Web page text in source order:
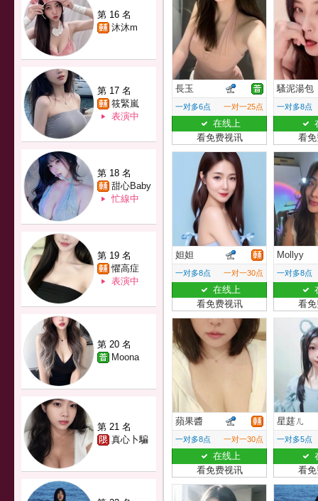
第 16 名
沐沐m
第 17 名
筱緊嵐
表演中
第 18 名
甜心Baby
忙線中
第 19 名
懼高症
表演中
第 20 名
Moona
第 21 名
真心卜騙
長玉
一对多6点 一对一25点
在线上
看免费视讯
騷泥湯包
一对多8点
看
妲妲
一对多8点 一对一30点
在线上
看免费视讯
Mollyy
一对多8点
看
蘋果醬
一对多8点 一对一30点
在线上
看免费视讯
星莛ㄦ
一对多5点
看